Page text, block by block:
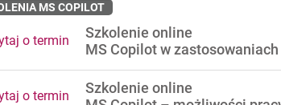
MS COPILOT
Szkolenie online
MS Copilot w
o termin
Szkolenie online
o termin